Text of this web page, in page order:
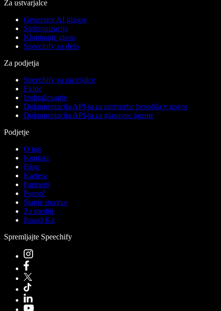
Za ustvarjalce
Generator AI glasov
Sinhronizacija
Kloniranje glasu
Speechify za delo
Za podjetja
Speechify za razvijalce
Ekipe
Izobraževanje
Dokumentacija API-ja za pretvorbo besedila v govor
Dokumentacija API-ja za glasovne agente
Podjetje
O nas
Kontakt
Blog
Kariera
Partnerji
Pomoč
Stanje storitve
Za medije
Brand Kit
Spremljajte Speechify